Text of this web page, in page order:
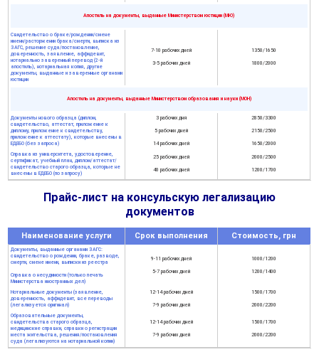
Апостиль на документы, выданные Министерством юстиции (МЮ)
Свидетельство о браке/рождении/смене
имени/расторжении брака/смерти, выписка из
ЗАГС, решение суда/постановление,
доверенность, заявление, аффидевит,
нотариально заверенный перевод (2-й
апостиль), нотариальная копия, другие
документы, выданные и заверенные органами
юстиции
7-10 рабочих дней
3-5 рабочих дней
1350/1650
1800/2000
Апостиль на документы, выданные Министерством образования и науки (МОН)
Документы нового образца (диплом,
свидетельство, аттестат, приложение к
диплому, приложение к свидетельству,
приложение к аттестату), которые внесены в
ЕДЕБО (без запроса)
3 рабочих дня
5 рабочих дней
14 рабочих дней
2850/3300
2150/2500
1650/2000
Справка из университета, удостоверение,
сертификат, учебный план, диплом/аттестат/
свидетельство старого образца, которые не
внесены в ЕДЕБО (по запросу)
25 рабочих дней
40 рабочих дней
2000/2500
1200/1700
Прайс-лист на консульскую легализацию
документов
Наименование услуги Срок выполнения Стоимость, грн
Документы, выданные органами ЗАГС:
свидетельство о рождении, браке, разводе,
смерти, смене имени, выписки из реестра
Справка о несудимости (только печать
Министерства иностранных дел)
9-11 рабочих дней
5-7 рабочих дней
1000/1200
1200/1400
Нотариальные документы (заявление,
доверенность, аффидевит, все переводы
(легализуется оригинал)
12-14 рабочих дней
7-9 рабочих дней
1500/1700
2000/2200
Образовательные документы,
свидетельства старого образца,
медицинские справки, справки о регистрации
места жительства, решения/постановления
суда (легализуются на нотариальной копии)
12-14 рабочих дней
7-9 рабочих дней
1500/1700
2000/2200